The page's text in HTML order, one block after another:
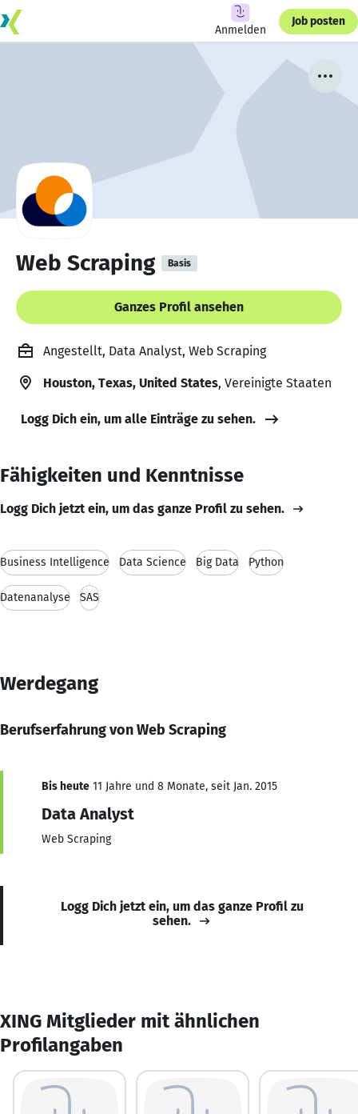
Anmelden
Job posten
Web Scraping Basis
Ganzes Profil ansehen
Angestellt, Data Analyst, Web Scraping
Houston, Texas, United States, Vereinigte Staaten
Logg Dich ein, um alle Einträge zu sehen.
Fähigkeiten und Kenntnisse
Logg Dich jetzt ein, um das ganze Profil zu sehen.
Business Intelligence Data Science Big Data Python
Datenanalyse SAS
Werdegang
Berufserfahrung von Web Scraping
Bis heute 11 Jahre und 8 Monate, seit Jan. 2015
Data Analyst
Web Scraping
Logg Dich jetzt ein, um das ganze Profil zu
sehen.
XING Mitglieder mit ähnlichen
Profilangaben